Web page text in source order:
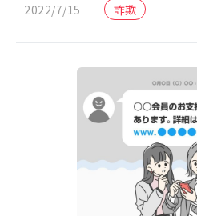
2022/7/15 詐欺